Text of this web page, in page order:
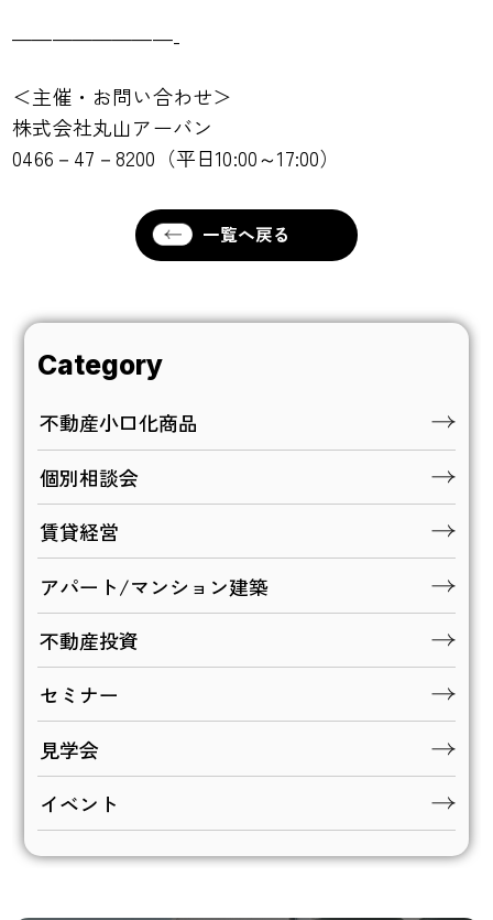
————————-
＜主催・お問い合わせ＞
株式会社丸山アーバン
0466－47－8200（平日10:00～17:00）
一覧へ戻る
Category
不動産小口化商品
個別相談会
賃貸経営
アパート/マンション建築
不動産投資
セミナー
見学会
イベント